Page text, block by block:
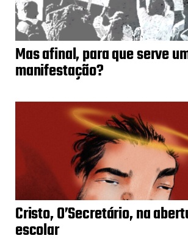
Mas afinal, para que serve
manifestação?
Cristo, O’Secretário, na
escolar